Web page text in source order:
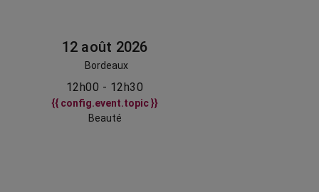
12 août 2026
Bordeaux
12h00 - 12h30
{{ config.event.topic }}
Beauté